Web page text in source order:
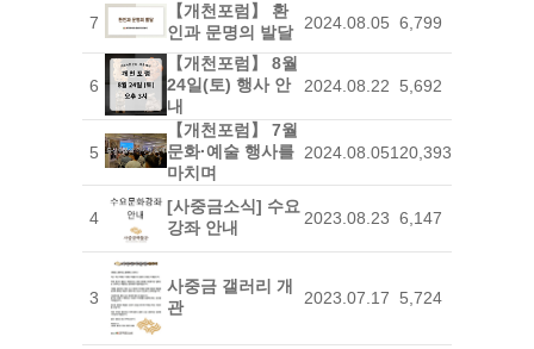
7
【개천포럼】 환
인과 문명의 발달
2024.08.05 6,799
6
【개천포럼】 8월
24일(토) 행사 안
내
2024.08.22 5,692
5
【개천포럼】 7월
문화·예술 행사를
마치며
2024.08.05120,393
4
[사중금소식] 수요
강좌 안내
2023.08.23 6,147
3
사중금 갤러리 개
관
2023.07.17 5,724